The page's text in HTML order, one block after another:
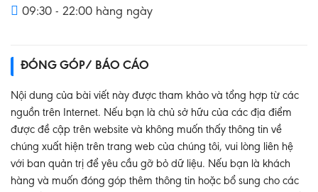
09:30 - 22:00 hàng ngày
ĐÓNG GÓP/ BÁO CÁO
Nội dung của bài viết này được tham khảo và tổng hợp từ các
nguồn trên Internet. Nếu bạn là chủ sở hữu của các địa điểm
được đề cập trên website và không muốn thấy thông tin về
chúng xuất hiện trên trang web của chúng tôi, vui lòng liên hệ
với ban quản trị để yêu cầu gỡ bỏ dữ liệu. Nếu bạn là khách
hàng và muốn đóng góp thêm thông tin hoặc bổ sung cho các